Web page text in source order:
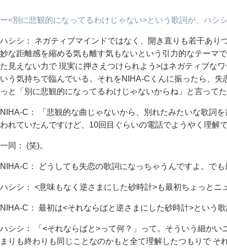
ー<別に悲観的になってるわけじゃない>という歌詞が、ハシ
ハシシ： ネガティブマインドではなく、開き直りも若干あり
妙な距離感を縮める気も離す気もないという引力的なテーマ
た見えない力で 現実に押さえつけられよう>はネガティブな
いう気持ちで臨んでいる。それをNIHA-Cくんに振ったら、
っと「別に悲観的になってるわけじゃないからね」と言って
NIHA-C： 「悲観的な曲じゃないから、別れたみたいな歌詞
われていたんですけど、10回目ぐらいの電話でようやく理解
一同： (笑)。
NIHA-C： どうしても失恋の歌詞になっちゃうんですよ。で
ハシシ： <意味もなく逆さまにした砂時計>も最初ちょっとニ
NIHA-C： 最初は<それならばと逆さまにした砂時計>という
ハシシ： 「<それならばと>って何？」って。そういう細か
まりも終わりも同じことなのかもと全て理解したつもりで そ